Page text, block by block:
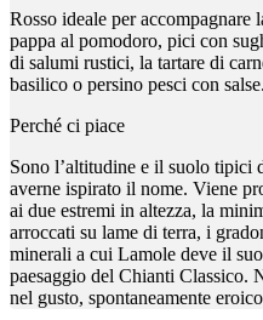
Rosso ideale per accompagnare
pappa al pomodoro, pici con
di salumi rustici, la tartare di
basilico o persino pesci con salse.
Perché ci piace
Sono l’altitudine e il suolo tipici
averne ispirato il nome. Viene
ai due estremi in altezza, la
arroccati su lame di terra, i
minerali a cui Lamole deve il
paesaggio del Chianti Classico.
nel gusto, spontaneamente